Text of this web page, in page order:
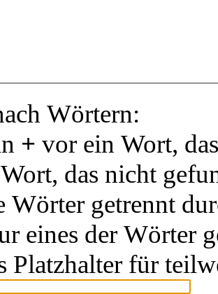
Wörtern:
+ vor ein Wort,
das nicht
Wörter getrennt
eines der Wörter
Platzhalter für